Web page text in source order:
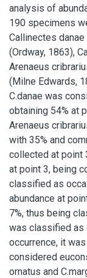
analysis of
190 specimens
Callinectes
(Ordway, 1863),
Arenaeus
(Milne Edwards,
C.danae was
obtaining 54% at
Arenaeus
with 35% and
collected at point
at point 3, being
classified as
abundance at
7%, thus being
was classified as
occurrence, it
considered
ornatus and